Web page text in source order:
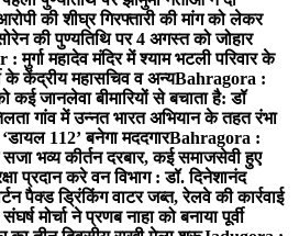
की शीघ्र गिरफ्तारी की मांग को लेकर
की पुण्यतिथि पर 4 अगस्त को जोहार
मुर्गा महादेव मंदिर में श्याम भटली परिवार के
के केंद्रीय महासचिव व अन्यBahragora :
जानलेवा बीमारियों से बचाता है: डॉ
गांव में उन्नत भारत अभियान के तहत रंभा
112’ बनेगा मददगारBahragora :
सजा भव्य कीर्तन दरबार, कई समाजसेवी हुए
प्रदान करे वन विभाग : डॉ. दिनेशानंद
पैक्ड ड्रिंकिंग वाटर जब्त, रेलवे की कार्रवाई
मोर्चा ने प्रणब नाहा को बनाया पूर्वी